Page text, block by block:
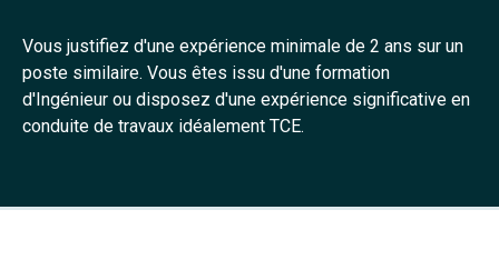
Vous justifiez d'une expérience minimale de 2 ans sur un
poste similaire. Vous êtes issu d'une formation
d'Ingénieur ou disposez d'une expérience significative en
conduite de travaux idéalement TCE.